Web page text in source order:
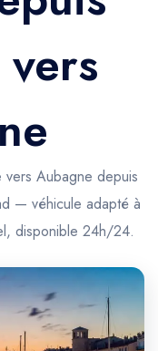
vers Aubagne depuis
— véhicule adapté à
disponible 24h/24.